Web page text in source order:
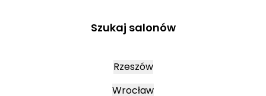
Szukaj salonów
Rzeszów
Wrocław